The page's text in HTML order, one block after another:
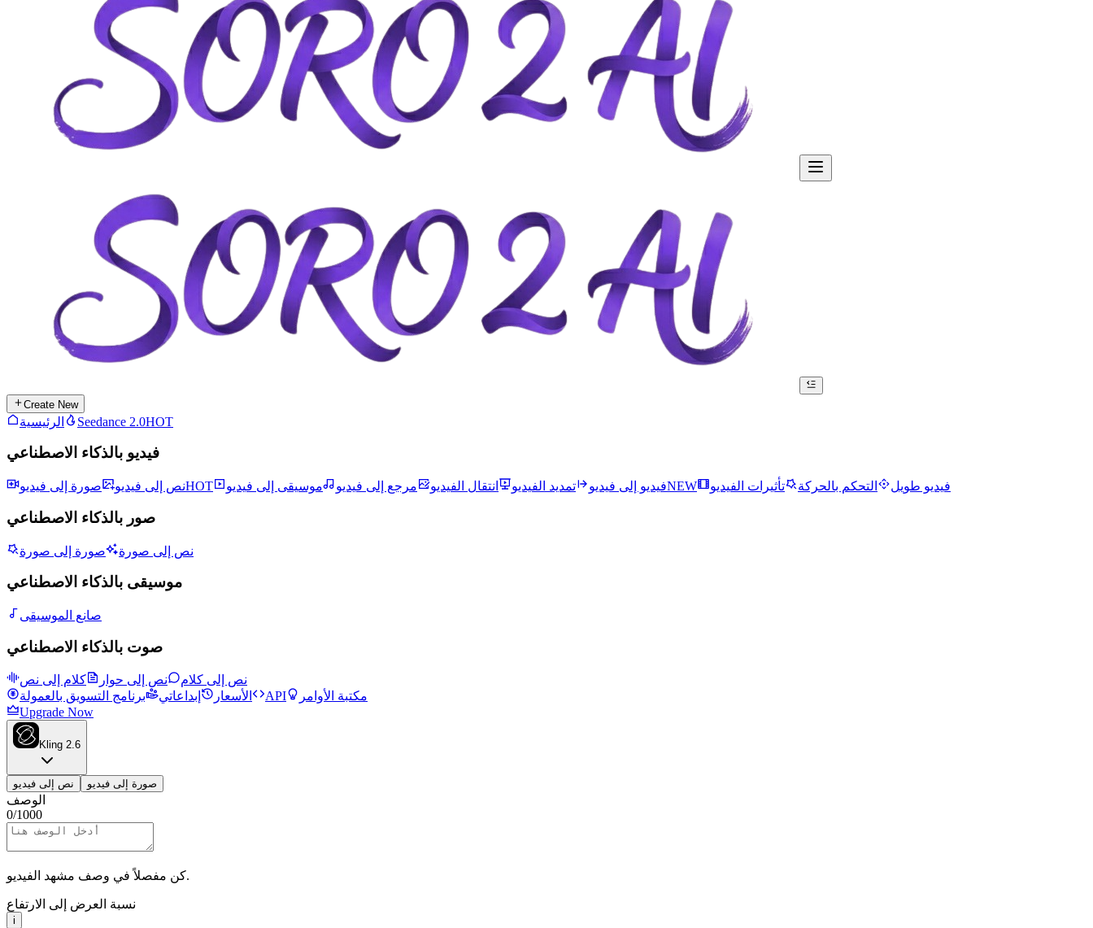
Create New
الرئيسية Seedance 2.0HOT
فيديو بالذكاء الاصطناعي
نص إلى فيديو صورة إلى فيديو HOT فيديو إلى فيديو تمديد الفيديو انتقال الفيديو مرجع إلى فيديو موسيقى إلى فيديو NEW فيديو طويل التحكم بالحركة تأثيرات الفيديو
صور بالذكاء الاصطناعي
نص إلى صورة صورة إلى صورة
موسيقى بالذكاء الاصطناعي
صانع الموسيقى
صوت بالذكاء الاصطناعي
نص إلى كلام نص إلى حوار
كلام إلى نص
الأسعار
إبداعاتي برنامج التسويق بالعمولة API
مكتبة الأوامر
Upgrade Now
Kling 2.6
نص إلى فيديو صورة إلى فيديو
الوصف
0/1000
كن مفصلاً في وصف مشهد الفيديو.
نسبة العرض إلى الارتفاع
i